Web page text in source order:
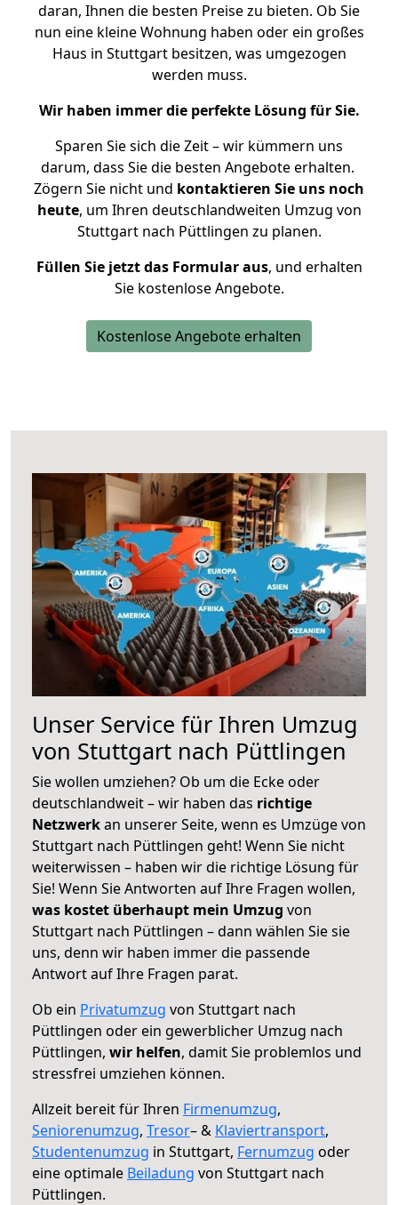
daran, Ihnen die besten Preise zu bieten. Ob Sie
nun eine kleine Wohnung haben oder ein großes
Haus in Stuttgart besitzen, was umgezogen
werden muss.
Wir haben immer die perfekte Lösung für Sie.
Sparen Sie sich die Zeit – wir kümmern uns
darum, dass Sie die besten Angebote erhalten.
Zögern Sie nicht und kontaktieren Sie uns noch
heute, um Ihren deutschlandweiten Umzug von
Stuttgart nach Püttlingen zu planen.
Füllen Sie jetzt das Formular aus, und erhalten
Sie kostenlose Angebote.
Kostenlose Angebote erhalten
Unser Service für Ihren Umzug
von Stuttgart nach Püttlingen
Sie wollen umziehen? Ob um die Ecke oder
deutschlandweit – wir haben das richtige
Netzwerkan unserer Seite, wenn es Umzüge von
Stuttgart nach Püttlingen geht! Wenn Sie nicht
weiterwissen – haben wir die richtige Lösung für
Sie! Wenn Sie Antworten auf Ihre Fragen wollen,
was kostet überhaupt mein Umzug von
Stuttgart nach Püttlingen – dann wählen Sie sie
uns, denn wir haben immer die passende
Antwort auf Ihre Fragen parat.
Ob ein Privatumzug von Stuttgart nach
Püttlingen oder ein gewerblicher Umzug nach
Püttlingen, wir helfen, damit Sie problemlos und
stressfrei umziehen können.
Allzeit bereit für Ihren Firmenumzug,
Seniorenumzug, Tresor– & Klaviertransport,
Studentenumzug in Stuttgart, Fernumzug oder
eine optimale Beiladung von Stuttgart nach
Püttlingen.